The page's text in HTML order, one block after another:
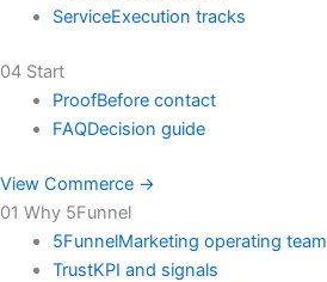
ServiceExecution tracks
04 Start
ProofBefore contact
FAQDecision guide
View Commerce →
01 Why 5Funnel
5FunnelMarketing operating team
TrustKPI and signals